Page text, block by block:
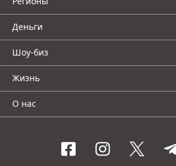
Деньги
Шоу-биз
Жизнь
О нас